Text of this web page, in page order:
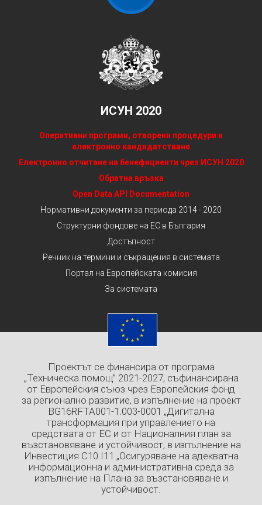
ИСУН 2020
Оперативни програми, отворени процедури и
електронно кандидатстване
Електронно отчитане на бенефициенти чрез ИСУН 2020
Обратна връзка
Open Data API Documentation
Нормативни документи за периода 2014 - 2020
Структурни фондове на ЕС в България
Достъпност
Речник на термини и съкращения в системата
Портал на Европейската комисия
За системата
Проектът се финансира от програма
„Техническа помощ” 2021-2027, съфинансирана
от Европейския съюз чрез Европейския фонд
за регионално развитие, в изпълнение на проект
BG16RFTA001-1.003-0001 „Дигитална
трансформация при управлението на
средствата от ЕС и от Националния план за
възстановяване и устойчивост, в изпълнение на
Инвестиция C10.I11 „Осигуряване на адекватна
информационна и административна среда за
изпълнение на Плана за възстановяване и
устойчивост.